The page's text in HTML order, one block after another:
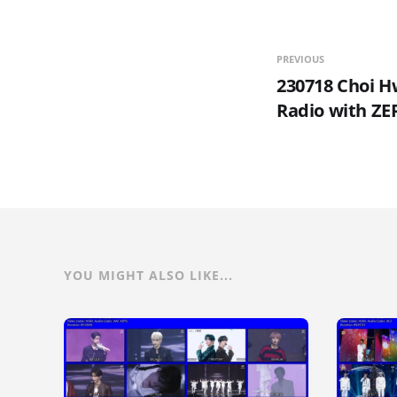
PREVIOUS
230718 Choi
Radio with
YOU MIGHT ALSO LIKE...